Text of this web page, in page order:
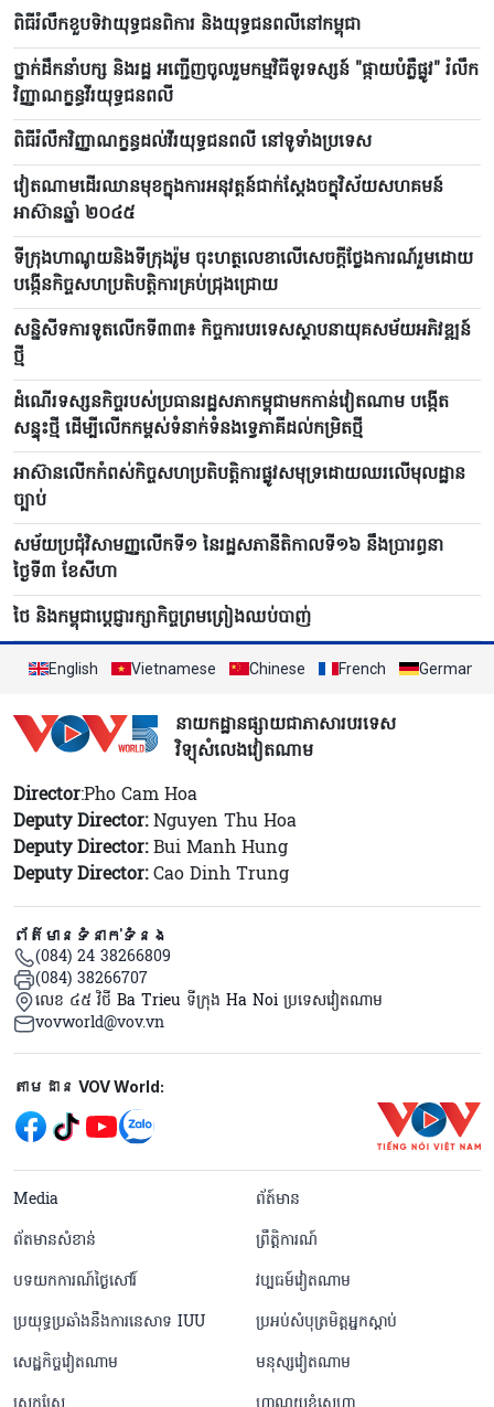
ពិធីរំលឹកខួបទិវាយុទ្ធជនពិការ និងយុទ្ធជនពលីនៅកម្ពុជា
ថ្នាក់ដឹកនាំបក្ស និងរដ្ឋ អញ្ជើញ​ចូលរួមកម្មវិធីទូរទស្សន៍ "ផ្កាយបំភ្លឺផ្លូវ" រំលឹក
វិញ្ញាណក្ខន្ធ​វីរ​យុទ្ធ​ជនពលី
ពិធី​រំលឹកវិញ្ញាណក្ខន្ធដល់វីរយុទ្ធជនពលី នៅទូទាំងប្រទេស
វៀតណាមដើរឈានមុខក្នុងការអនុវត្តន៍ជាក់ស្តែងចក្ខុវិស័យសហគមន៍
អាស៊ានឆ្នាំ ២០៤៥
ទីក្រុងហាណូយនិងទីក្រុងរ៉ូម ចុះហត្ថលេខាលើសេចក្តីថ្លែងការណ៍រួមដោយ
បង្កើនកិច្ចសហប្រតិបត្តិការគ្រប់ជ្រុងជ្រោយ
សន្និសីទការទូតលើកទី៣៣៖ កិច្ចការបរទេសស្ថាបនាយុគសម័យអភិវឌ្ឍន៍
ថ្មី
ដំណើរទស្សនកិច្ចរបស់ប្រធានរដ្ឋសភាកម្ពុជាមកកាន់វៀតណាម បង្កើត
សន្ទុះថ្មី ដើម្បីលើកកម្ពស់ទំនាក់ទំនងទ្វេភាគីដល់កម្រិតថ្មី
អាស៊ានលើកកំពស់កិច្ចសហប្រតិបត្តិការផ្លូវសមុទ្រដោយឈរលើមុលដ្ឋាន
ច្បាប់
សម័យប្រជុំវិសាមញ្ញលើកទី១ នៃរដ្ឋសភានីតិកាលទី១៦ នឹងប្រារព្ធនា
ថ្ងៃទី៣ ខែសីហា
ថៃ និងកម្ពុជាប្តេជ្ញារក្សាកិច្ចព្រមព្រៀងឈប់បាញ់
English Vietnamese Chinese French German
នាយកដ្ឋានផ្សាយជាភាសារបរទេស
វិទ្យុសំលេងវៀតណាម
Director:Pho Cam Hoa
Deputy Director:Nguyen Thu Hoa
Deputy Director:Bui Manh Hung
Deputy Director:Cao Dinh Trung
ព័ត៌មានទំនាក់ទំនង
(084) 24 38266809
(084) 38266707
លេខ ៤៥ វិថី Ba Trieu ទីក្រុង Ha Noi ប្រទេសវៀតណាម
vovworld@vov.vn
Mạng xã hội
តាមដាន VOV World:
menu footer tiếng Khmer
Media
ព័ត៍មាន
ព័តមានសំខាន់
ព្រឹត្តិការណ៍
បទយកការណ៍ថ្ងៃសៅរ៍
វប្បធម៍វៀតណាម
ប្រយុទ្ធប្រឆាំងនឹងការនេសាទ IUU
ប្រអប់សំបុត្រមិត្តអ្នកស្តាប់
សេដ្ឋកិច្ចវៀតណាម
មនុស្សវៀតណាម